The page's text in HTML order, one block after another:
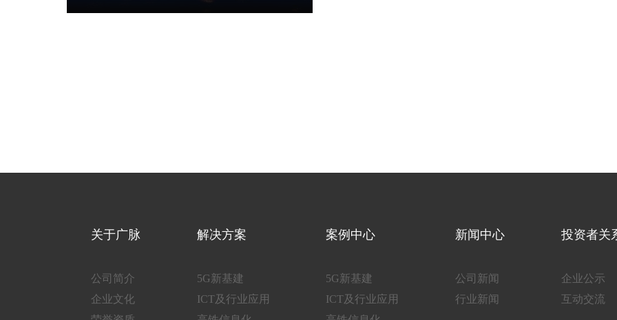
关于广脉
公司简介
企业文化
解决方案
5G新基建
ICT及行业应用
案例中心
5G新基建
ICT及行业应用
新闻中心
公司新闻
行业新闻
投资者关
企业公示
互动交流